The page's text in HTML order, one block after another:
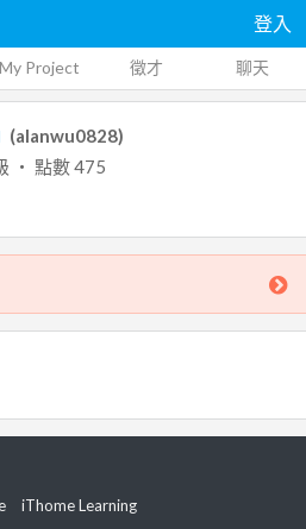
登入
My Project 徵才 聊天
(alanwu0828)
‧ 點數475
iThome Learning